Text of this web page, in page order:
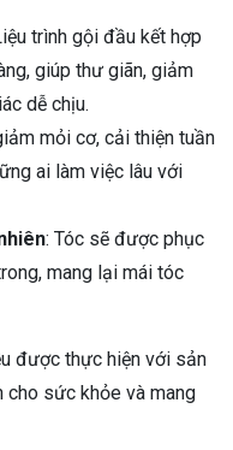
trình gội đầu kết hợp
giúp thư giãn, giảm
dễ chịu.
mỏi cơ, cải thiện tuần
ai làm việc lâu với
: Tóc sẽ được phục
mang lại mái tóc
được thực hiện với sản
cho sức khỏe và mang